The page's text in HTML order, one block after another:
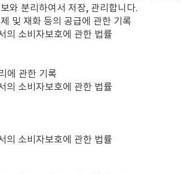
와 분리하여서 저장, 관리합니다.
및 재화 등의 공급에 관한 기록
의 소비자보호에 관한 법률
에 관한 기록
의 소비자보호에 관한 법률
의 소비자보호에 관한 법률